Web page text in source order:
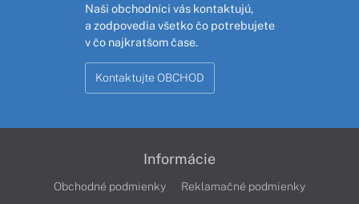
Naši obchodníci vás kontaktujú,
a zodpovedia všetko čo potrebujete
v čo najkratšom čase.
Kontaktujte OBCHOD
Informácie
Obchodné podmienky
Reklamačné podmienky